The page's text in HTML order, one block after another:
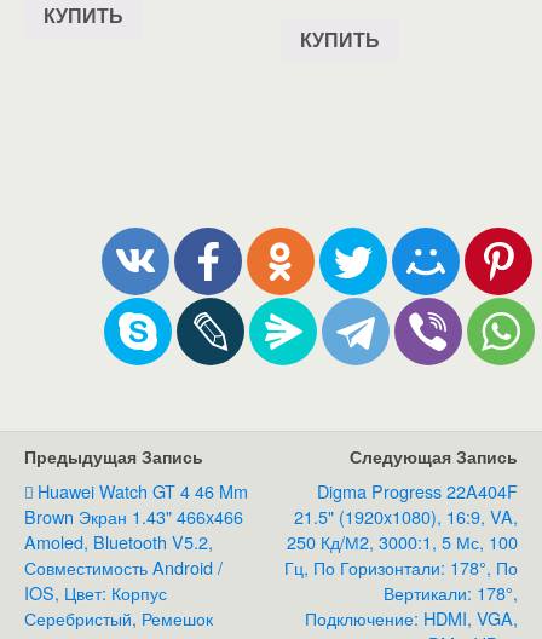
КУПИТЬ
КУПИТЬ
Предыдущая Запись
Huawei Watch GT 4 46 Mm
Brown Экран 1.43" 466x466
Amoled, Bluetooth V5.2,
Совместимость Android /
IOS, Цвет: Корпус
Серебристый, Ремешок
Следующая Запись
Digma Progress 22A404F
21.5" (1920x1080), 16:9, VA,
250 Кд/м2, 3000:1, 5 Мс, 100
Гц, По Горизонтали: 178°, По
Вертикали: 178°,
Подключение: HDMI, VGA,